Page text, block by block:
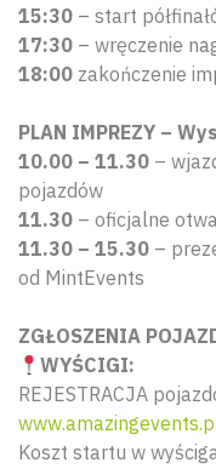
15:30 – start
17:30 – wręczenie
18:00 zakończenie
PLAN IMPREZY –
10.00 – 11.30 –
pojazdów
11.30 – oficjalne
11.30 – 15.30 –
od MintEvents
ZGŁOSZENIA
WYŚCIGI:
REJESTRACJA
Koszt startu w